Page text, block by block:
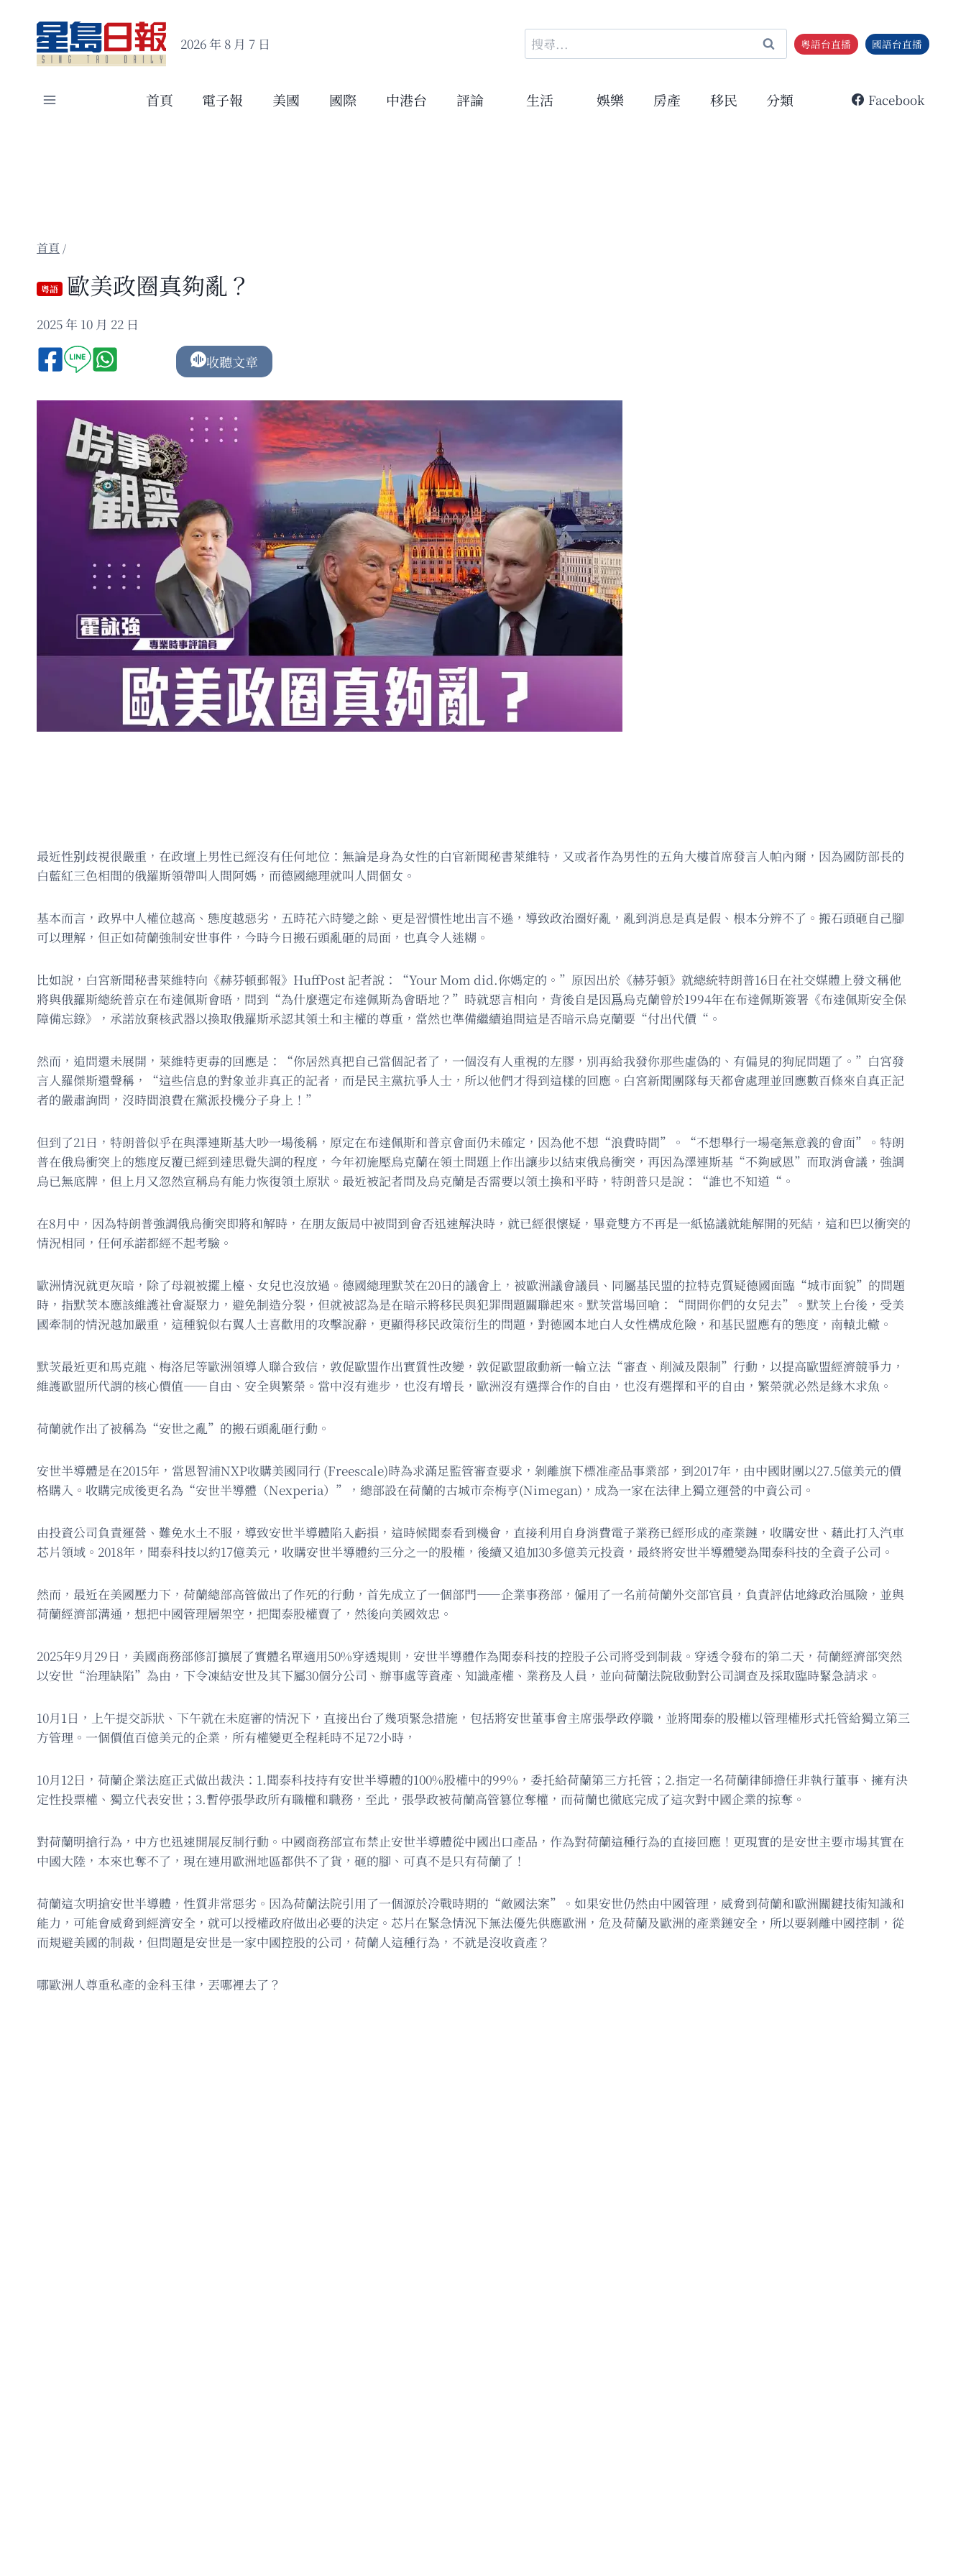
content
2026 年 8 月 7 日
搜
尋
鍵
粵語台直播 國語台直播
首頁 電子報 美國 國際 中港台 評論 生活 娛樂 房產 移民 分類 Facebook
/
粵語 歐美政圈真夠亂？
2025 年 10 月 22 日
收聽文章
最近性别歧視很嚴重，在政壇上男性已經沒有任何地位：無論是身為女性的白官新聞秘書萊維特，又或者作為男性的五角大樓首席發言人帕內爾，因為國防部長的
白藍紅三色相間的俄羅斯領帶叫人問阿媽，而德國總理就叫人問個女。
基本而言，政界中人權位越高、態度越惡劣，五時花六時變之餘、更是習慣性地出言不遜，導致政治圈好亂，亂到消息是真是假、根本分辨不了。搬石頭砸自己腳
可以理解，但正如荷蘭強制安世事件，今時今日搬石頭亂砸的局面，也真令人迷糊。
比如說，白宮新聞秘書萊維特向《赫芬頓郵報》HuffPost 記者說：“Your Mom did.你媽定的。”原因出於《赫芬頓》就總統特朗普16日在社交媒體上發文稱他
將與俄羅斯總統普京在布達佩斯會晤，問到“為什麼選定布達佩斯為會晤地？”時就惡言相向，背後自是因爲烏克蘭曾於1994年在布達佩斯簽署《布達佩斯安全保
障備忘錄》，承諾放棄核武器以換取俄羅斯承認其領土和主權的尊重，當然也準備繼續追問這是否暗示烏克蘭要“付出代價“。
然而，追問還未展開，萊維特更毒的回應是：“你居然真把自己當個記者了，一個沒有人重視的左膠，別再給我發你那些虛偽的、有偏見的狗屁問題了。”白宮發
言人羅傑斯還聲稱，“這些信息的對象並非真正的記者，而是民主黨抗爭人士，所以他們才得到這樣的回應。白宮新聞團隊每天都會處理並回應數百條來自真正記
者的嚴肅詢問，沒時間浪費在黨派投機分子身上！”
但到了21日，特朗普似乎在與澤連斯基大吵一場後稱，原定在布達佩斯和普京會面仍未確定，因為他不想“浪費時間”。“不想舉行一場毫無意義的會面”。特朗
普在俄烏衝突上的態度反覆已經到達思覺失調的程度，今年初施壓烏克蘭在領土問題上作出讓步以結束俄烏衝突，再因為澤連斯基“不夠感恩”而取消會議，強調
烏已無底牌，但上月又忽然宣稱烏有能力恢復領土原狀。最近被記者問及烏克蘭是否需要以領土換和平時，特朗普只是說：“誰也不知道“。
在8月中，因為特朗普強調俄烏衝突即將和解時，在朋友飯局中被問到會否迅速解決時，就已經很懷疑，畢竟雙方不再是一紙協議就能解開的死結，這和巴以衝突的
情況相同，任何承諾都經不起考驗。
歐洲情況就更灰暗，除了母親被擺上檯、女兒也沒放過。德國總理默茨在20日的議會上，被歐洲議會議員、同屬基民盟的拉特克質疑德國面臨“城市面貌”的問題
時，指默茨本應該維護社會凝聚力，避免制造分裂，但就被認為是在暗示將移民與犯罪問題關聯起來。默茨當場回嗆：“問問你們的女兒去”。默茨上台後，受美
國牽制的情況越加嚴重，這種貌似右翼人士喜歡用的攻擊說辭，更顯得移民政策衍生的問題，對德國本地白人女性構成危險，和基民盟應有的態度，南轅北轍。
默茨最近更和馬克龍、梅洛尼等歐洲領導人聯合致信，敦促歐盟作出實質性改變，敦促歐盟啟動新一輪立法“審查、削減及限制”行動，以提高歐盟經濟競爭力，
維護歐盟所代謂的核心價值——自由、安全與繁榮。當中沒有進步，也沒有增長，歐洲沒有選擇合作的自由，也沒有選擇和平的自由，繁榮就必然是緣木求魚。
荷蘭就作出了被稱為“安世之亂”的搬石頭亂砸行動。
安世半導體是在2015年，當恩智浦NXP收購美國同行 (Freescale)時為求滿足監管審查要求，剝離旗下標准產品事業部，到2017年，由中國財團以27.5億美元的價
格購入。收購完成後更名為“安世半導體（Nexperia）”，總部設在荷蘭的古城市奈梅亨(Nimegan)，成為一家在法律上獨立運營的中資公司。
由投資公司負責運營、難免水土不服，導致安世半導體陷入虧損，這時候聞泰看到機會，直接利用自身消費電子業務已經形成的產業鏈，收購安世、藉此打入汽車
芯片領域。2018年，聞泰科技以約17億美元，收購安世半導體約三分之一的股權，後續又追加30多億美元投資，最終將安世半導體變為聞泰科技的全資子公司。
然而，最近在美國壓力下，荷蘭總部高管做出了作死的行動，首先成立了一個部門——企業事務部，僱用了一名前荷蘭外交部官員，負責評估地緣政治風險，並與
荷蘭經濟部溝通，想把中國管理層架空，把聞泰股權賣了，然後向美國效忠。
2025年9月29日，美國商務部修訂擴展了實體名單適用50%穿透規則，安世半導體作為聞泰科技的控股子公司將受到制裁。穿透令發布的第二天，荷蘭經濟部突然
以安世“治理缺陷”為由，下令凍結安世及其下屬30個分公司、辦事處等資產、知識產權、業務及人員，並向荷蘭法院啟動對公司調查及採取臨時緊急請求。
10月1日，上午提交訴狀、下午就在未庭審的情況下，直接出台了幾項緊急措施，包括將安世董事會主席張學政停職，並將聞泰的股權以管理權形式托管給獨立第三
方管理。一個價值百億美元的企業，所有權變更全程耗時不足72小時，
10月12日，荷蘭企業法庭正式做出裁決：1.聞泰科技持有安世半導體的100%股權中的99%，委托給荷蘭第三方托管；2.指定一名荷蘭律師擔任非執行董事、擁有決
定性投票權、獨立代表安世；3.暫停張學政所有職權和職務，至此，張學政被荷蘭高管篡位奪權，而荷蘭也徹底完成了這次對中國企業的掠奪。
對荷蘭明搶行為，中方也迅速開展反制行動。中國商務部宣布禁止安世半導體從中國出口產品，作為對荷蘭這種行為的直接回應！更現實的是安世主要市場其實在
中國大陸，本來也奪不了，現在連用歐洲地區都供不了貨，砸的腳、可真不是只有荷蘭了！
荷蘭這次明搶安世半導體，性質非常惡劣。因為荷蘭法院引用了一個源於冷戰時期的“敵國法案”。如果安世仍然由中國管理，威脅到荷蘭和歐洲關鍵技術知識和
能力，可能會威脅到經濟安全，就可以授權政府做出必要的決定。芯片在緊急情況下無法優先供應歐洲，危及荷蘭及歐洲的產業鏈安全，所以要剝離中國控制，從
而規避美國的制裁，但問題是安世是一家中國控股的公司，荷蘭人這種行為，不就是沒收資產？
哪歐洲人尊重私產的金科玉律，丟哪裡去了？